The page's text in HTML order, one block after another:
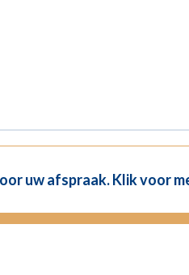
uw afspraak. Klik voor